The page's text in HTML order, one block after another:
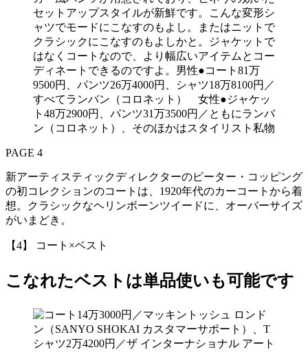
セットアップスタイルが新鮮です。こんな変形シ
ャツでモードにこなすのもよし。またはニットで
クラシックにこなすのもよしかと。ジャケットで
はなくコートなので、より幅広いアイテムとコー
ディネートできるのですよ。男性●コート81万
9500円、パンツ26万4000円、シャツ18万8100円／
すべてランバン（コロネット） 女性●ジャケッ
ト48万2900円、パンツ31万3500円／ともにランバ
ン（コロネット）、そのほかはスタイリスト私物
PAGE 4
新アーティスティックディレクターのピーター・コッピング
の初コレクションのコートは、1920年代のカーコートから着
想。クラシックなヘリンボーンツイードに、オーバーサイズ
がいまどき。
【4】 コート×ベスト
こなれたベストは単品使いも可能です